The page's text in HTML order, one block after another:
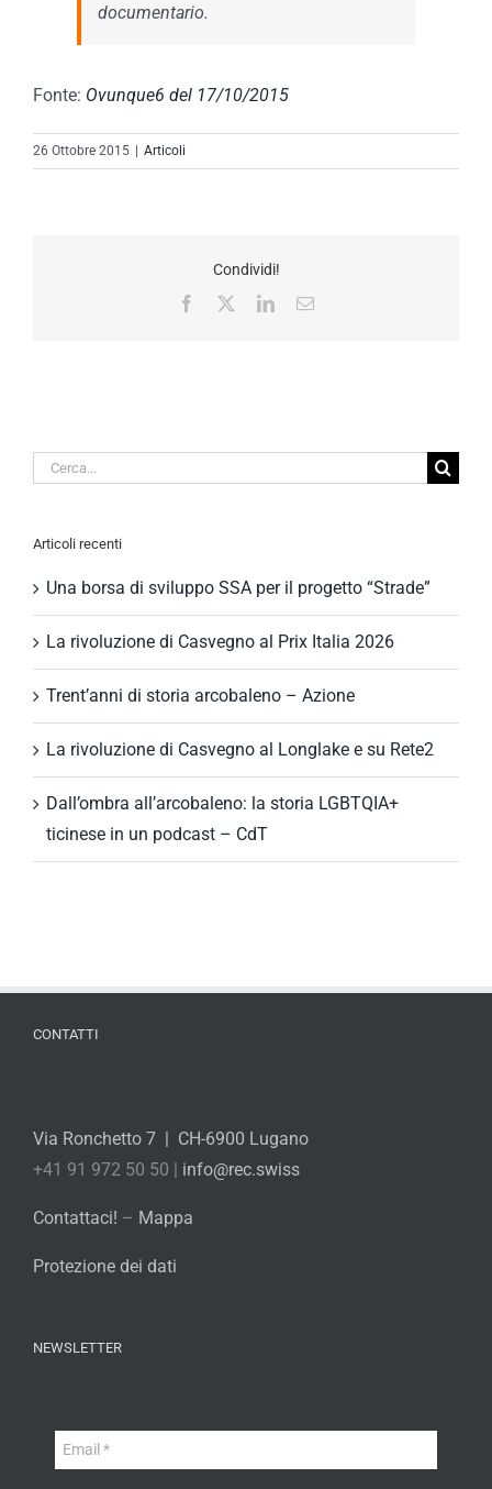
documentario.
Fonte: Ovunque6 del 17/10/2015
26 Ottobre 2015 | Articoli
Condividi!
Facebook
LinkedInEmail
Cerca
Articoli recenti
Una borsa di sviluppo SSA per il progetto “Strade”
La rivoluzione di Casvegno al Prix Italia 2026
Trent’anni di storia arcobaleno – Azione
La rivoluzione di Casvegno al Longlake e su Rete2
Dall’ombra all’arcobaleno: la storia LGBTQIA+
ticinese in un podcast – CdT
CONTATTI
Via Ronchetto 7 | CH-6900 Lugano
+41 91 972 50 50 | info@rec.swiss
Contattaci! – Mappa
Protezione dei dati
NEWSLETTER